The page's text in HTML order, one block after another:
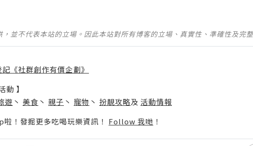
並不代表本站的立場。因此本站對所有博客的立場、真實性、準確性及完
記《社群創作有價企劃》
動 】
遊 丶 美食 丶 親子 丶 寵物 丶 扮靚攻略及 活動情報
！發掘更多吃喝玩樂資訊！ Follow 我哋 ！